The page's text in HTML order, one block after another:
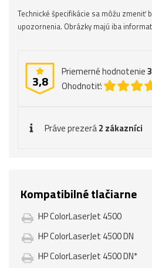
Technické špecifikácie sa môžu zmeniť
upozornenia. Obrázky majú iba
3,8
Priemerné hodnotenie
Ohodnotiť:
Práve prezerá2 zákazníci
Kompatibilné tlačiarne
HP ColorLaserJet 4500
HP ColorLaserJet 4500 DN
HP ColorLaserJet 4500 DN*